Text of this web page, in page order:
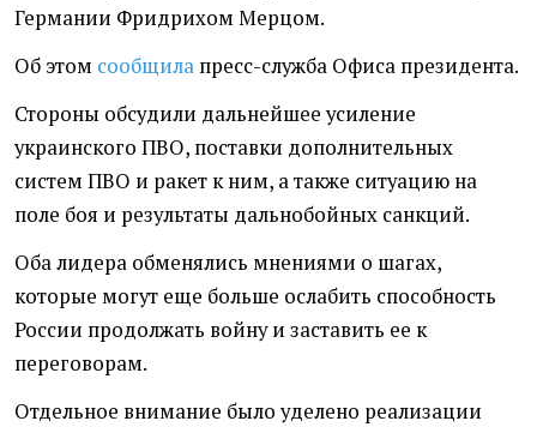
Германии Фридрихом Мерцом.
Об этом сообщила пресс-служба Офиса президента.
Стороны обсудили дальнейшее усиление
украинского ПВО, поставки дополнительных
систем ПВО и ракет к ним, а также ситуацию на
поле боя и результаты дальнобойных санкций.
Оба лидера обменялись мнениями о шагах,
которые могут еще больше ослабить способность
России продолжать войну и заставить ее к
переговорам.
Отдельное внимание было уделено реализации